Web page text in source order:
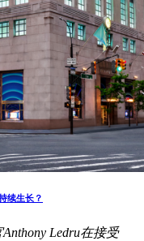
续生长？
Ledru在接受